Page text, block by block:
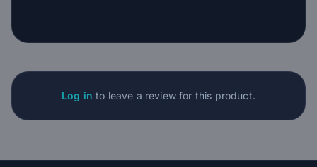
Log in to leave a review for this product.